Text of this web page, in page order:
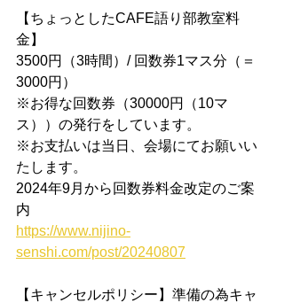
【ちょっとしたCAFE語り部教室料
金】
3500円（3時間）/ 回数券1マス分（＝
3000円）
※お得な回数券（30000円（10マ
ス））の発行をしています。
※お支払いは当日、会場にてお願いい
たします。​
2024年9月から回数券料金改定のご案
内
https://www.nijino-
senshi.com/post/20240807
【キャンセルポリシー】準備の為キャ